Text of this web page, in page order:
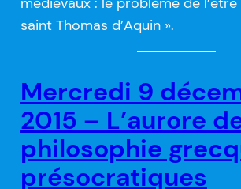
saint Thomas d’Aquin ».
Mercredi 9
2015 – L’aurore
philosophie
présocratiques